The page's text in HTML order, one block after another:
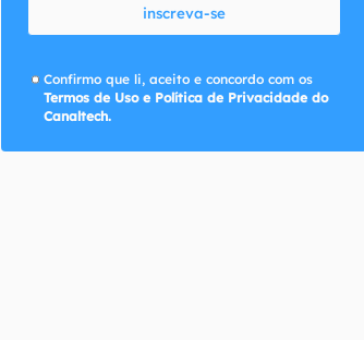
inscreva-se
Confirmo que li, aceito e concordo com os
Termos de Uso e Política de Privacidade do
Canaltech.